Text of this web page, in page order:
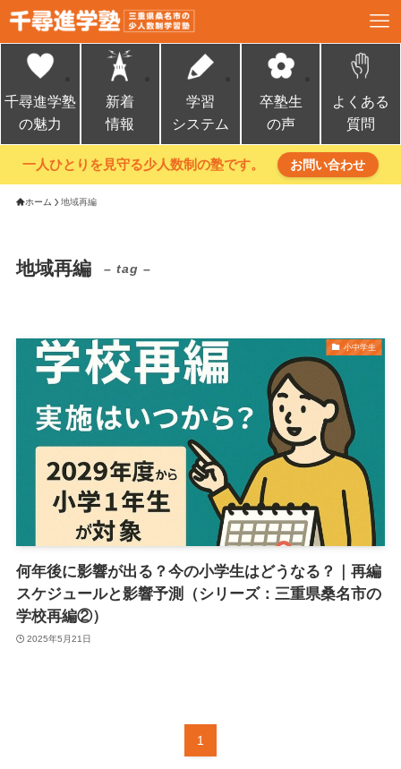
千尋進学塾
の魅力
新着
情報
学習
システム
卒塾生
の声
よくある
質問
一人ひとりを見守る少人数制の塾です。 お問い合わせ
ホーム 地域再編
地域再編 – tag –
小中学生
何年後に影響が出る？今の小学生はどうなる？｜再編
スケジュールと影響予測（シリーズ：三重県桑名市の
学校再編②）
2025年5月21日
1